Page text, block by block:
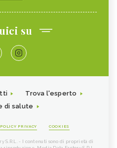
su
Trova l'esperto
di salute
POLICY PRIVACY COOKIES
S.R.L. - I contenuti sono di proprietà di